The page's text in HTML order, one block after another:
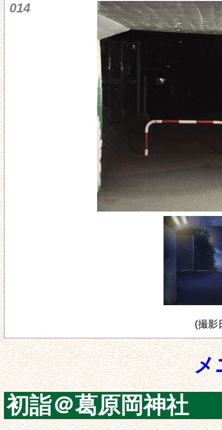
014
(撮影
メ
初詣＠葛原岡神社